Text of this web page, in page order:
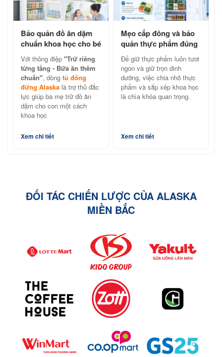
Bảo quản đồ ăn dặm
chuẩn khoa học cho bé
cùng tủ đông đứng
Alaska
Với thông điệp "Trữ riêng
từng tầng - Bữa ăn thêm
chuẩn", dòng tủ đông
đứng Alaska là trợ thủ đắc
lực giúp ba mẹ trữ đồ ăn
dặm cho con một cách
khoa học
Xem chi tiết
Mẹo cấp đông và bảo
quản thực phẩm đúng
cách với tủ đông đứng
Alaska
Để giữ thực phẩm luôn tươi
ngon và giữ trọn dinh
dưỡng, việc chia nhỏ thực
phẩm và sắp xếp khoa học
là chìa khóa quan trọng.
Xem chi tiết
ĐỐI TÁC CHIẾN LƯỢC CỦA ALASKA
MIỀN BẮC